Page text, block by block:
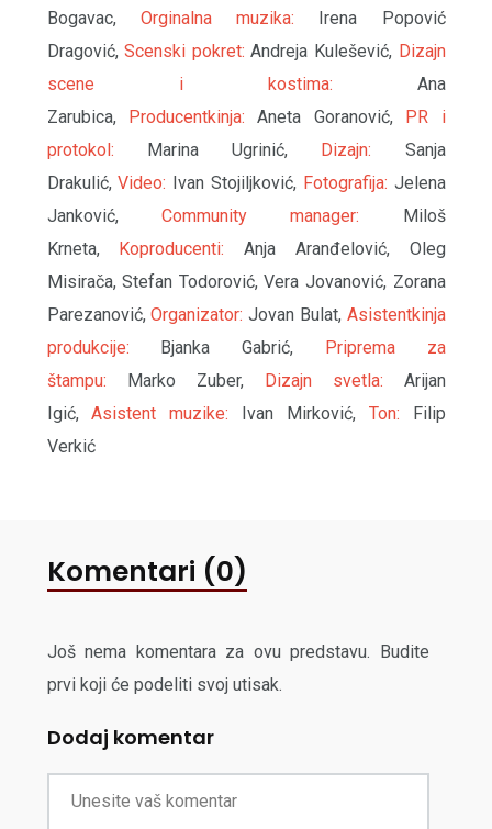
Bogavac, Orginalna muzika: Irena Popović
Dragović,Scenski pokret: Andreja Kulešević, Dizajn
scene i kostima: Ana
Zarubica,
Producentkinja: Aneta Goranović,
PR i
protokol: Marina Ugrinić, Dizajn: Sanja
Drakulić,Video: Ivan Stojiljković, Fotografija: Jelena
Janković, Community manager: Miloš
Krneta,
Koproducenti: Anja Aranđelović, Oleg
Misirača, Stefan Todorović, Vera Jovanović, Zorana
Parezanović,Organizator: Jovan Bulat, Asistentkinja
produkcije: Bjanka Gabrić,
Priprema za
štampu: Marko Zuber, Dizajn svetla: Arijan
Igić,Asistent muzike: Ivan Mirković, Ton:
Filip
Verkić
Komentari (0)
Još nema komentara za ovu predstavu. Budite
prvi koji će podeliti svoj utisak.
Dodaj komentar